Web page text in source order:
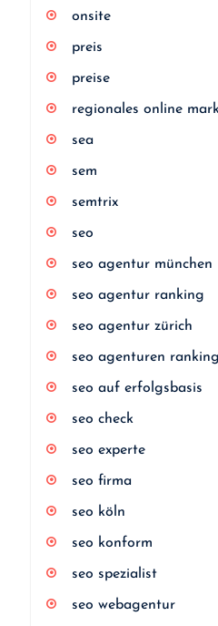
onsite
preis
preise
regionales online
sea
sem
semtrix
seo
seo agentur münchen
seo agentur ranking
seo agentur zürich
seo agenturen ranking
seo auf erfolgsbasis
seo check
seo experte
seo firma
seo köln
seo konform
seo spezialist
seo webagentur